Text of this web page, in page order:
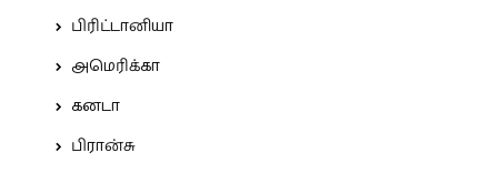
பிரிட்டானியா
அமெரிக்கா
கனடா
பிரான்சு